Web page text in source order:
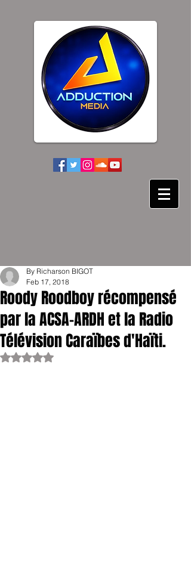
Roody Roodboy récompensé
par la ACSA-ARDH et la Radio
Télévision Caraïbes d'Haïti.
By Richarson BIGOT
Feb 17, 2018
Rated NaN out of 5 stars.